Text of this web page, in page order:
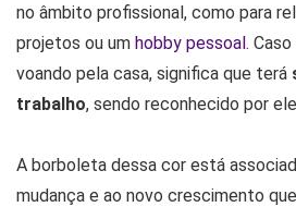
no âmbito profissional, como para
projetos ou um hobby pessoal.
voando pela casa, significa que terá
trabalho, sendo reconhecido por
A borboleta dessa cor está
mudança e ao novo crescimento